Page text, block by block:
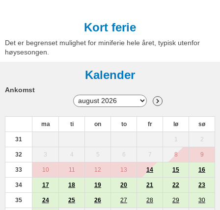
Kort ferie
Det er begrenset mulighet for miniferie hele året, typisk utenfor
høysesongen.
Kalender
Ankomst
ma ti on to fr lø sø
31 1 2
32 3 4 5 6 7 8 9
33 10 11 12 13 14 15 16
34 17 18 19 20 21 22 23
35 24 25 26 27 28 29 30